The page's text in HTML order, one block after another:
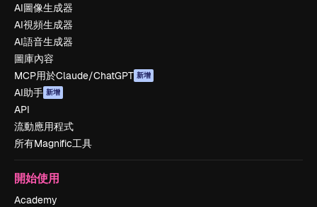
AI圖像生成器
AI視頻生成器
AI語音生成器
圖庫內容
MCP用於Claude/ChatGPT 新增
AI助手 新增
API
流動應用程式
所有Magnific工具
開始使用
Academy